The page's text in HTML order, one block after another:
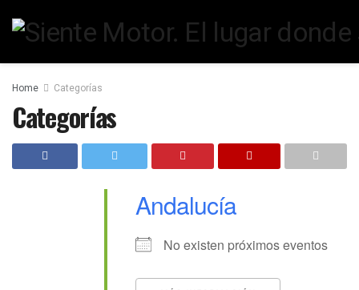
Home Categorías
Categorías
Andalucía
No existen próximos eventos